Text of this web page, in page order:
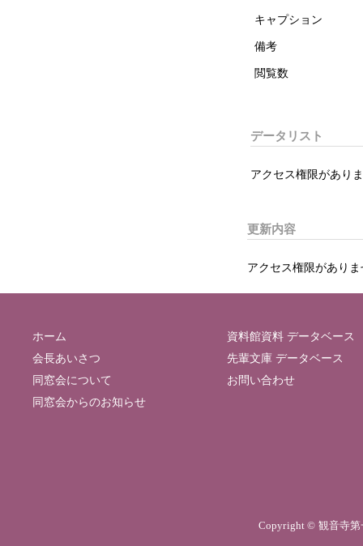
キャプション
備考
閲覧数
データリスト
アクセス権限があり
更新内容
アクセス権限があり
ホーム
会長あいさつ
同窓会について
同窓会からのお知らせ
資料館資料 データベース
先輩文庫 データベース
お問い合わせ
Copyright © 観音寺第